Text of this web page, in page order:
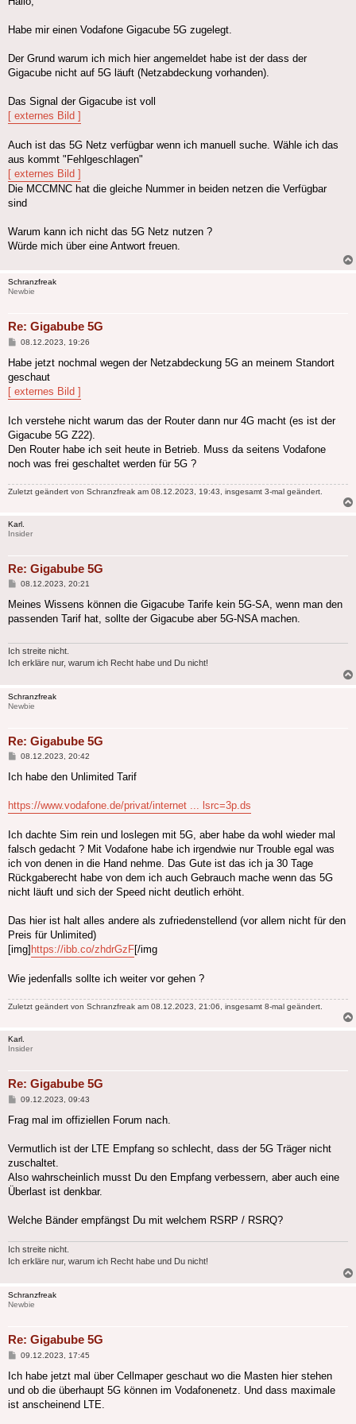
Habe mir einen Vodafone Gigacube 5G zugelegt.
Der Grund warum ich mich hier angemeldet habe ist der dass der
Gigacube nicht auf 5G läuft (Netzabdeckung vorhanden).
Das Signal der Gigacube ist voll
[ externes Bild ]
Auch ist das 5G Netz verfügbar wenn ich manuell suche. Wähle ich das
aus kommt "Fehlgeschlagen"
[ externes Bild ]
Die MCCMNC hat die gleiche Nummer in beiden netzen die Verfügbar
sind
Warum kann ich nicht das 5G Netz nutzen ?
Würde mich über eine Antwort freuen.
Schranzfreak
Newbie
Re: Gigabube 5G
Beitrag
08.12.2023, 19:26
Habe jetzt nochmal wegen der Netzabdeckung 5G an meinem Standort
geschaut
[ externes Bild ]
Ich verstehe nicht warum das der Router dann nur 4G macht (es ist der
Gigacube 5G Z22).
Den Router habe ich seit heute in Betrieb. Muss da seitens Vodafone
noch was frei geschaltet werden für 5G ?
Zuletzt geändert von Schranzfreak am 08.12.2023, 19:43, insgesamt 3-mal geändert.
Karl.
Insider
Re: Gigabube 5G
Beitrag
08.12.2023, 20:21
Meines Wissens können die Gigacube Tarife kein 5G-SA, wenn man den
passenden Tarif hat, sollte der Gigacube aber 5G-NSA machen.
Ich streite nicht.
Ich erkläre nur, warum ich Recht habe und Du nicht!
Schranzfreak
Newbie
Re: Gigabube 5G
Beitrag
08.12.2023, 20:42
Ich habe den Unlimited Tarif
https://www.vodafone.de/privat/internet ... lsrc=3p.ds
Ich dachte Sim rein und loslegen mit 5G, aber habe da wohl wieder mal
falsch gedacht ? Mit Vodafone habe ich irgendwie nur Trouble egal was
ich von denen in die Hand nehme. Das Gute ist das ich ja 30 Tage
Rückgaberecht habe von dem ich auch Gebrauch mache wenn das 5G
nicht läuft und sich der Speed nicht deutlich erhöht.
Das hier ist halt alles andere als zufriedenstellend (vor allem nicht für den
Preis für Unlimited)
[img] https://ibb.co/zhdrGzF[/img
Wie jedenfalls sollte ich weiter vor gehen ?
Zuletzt geändert von Schranzfreak am 08.12.2023, 21:06, insgesamt 8-mal geändert.
Karl.
Insider
Re: Gigabube 5G
Beitrag
09.12.2023, 09:43
Frag mal im offiziellen Forum nach.
Vermutlich ist der LTE Empfang so schlecht, dass der 5G Träger nicht
zuschaltet.
Also wahrscheinlich musst Du den Empfang verbessern, aber auch eine
Überlast ist denkbar.
Welche Bänder empfängst Du mit welchem RSRP / RSRQ?
Ich streite nicht.
Ich erkläre nur, warum ich Recht habe und Du nicht!
Schranzfreak
Newbie
Re: Gigabube 5G
Beitrag
09.12.2023, 17:45
Ich habe jetzt mal über Cellmaper geschaut wo die Masten hier stehen
und ob die überhaupt 5G können im Vodafonenetz. Und dass maximale
ist anscheinend LTE.